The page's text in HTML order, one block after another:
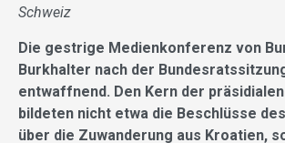
Schweiz
Die gestrige Medienkonferenz von
Burkhalter nach der
entwaffnend. Den Kern der
bildeten nicht etwa die Beschlüsse
über die Zuwanderung aus Kroatien,